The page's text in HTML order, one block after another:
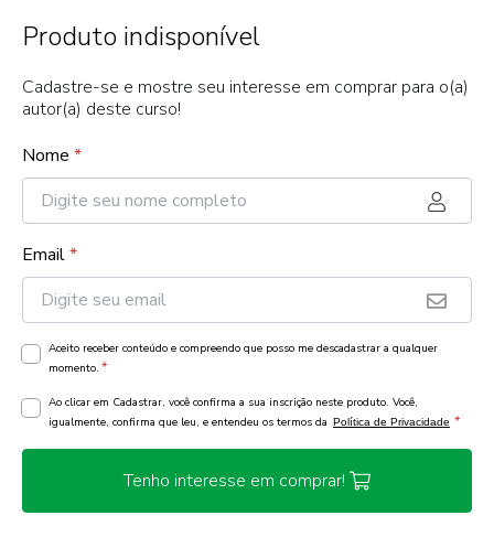
Produto indisponível
Cadastre-se e mostre seu interesse em comprar para o(a)
autor(a) deste curso!
Nome *
Email*
Aceito receber conteúdo e compreendo que posso me descadastrar a qualquer
momento. *
Ao clicar em Cadastrar, você confirma a sua inscrição neste produto. Você,
igualmente, confirma que leu, e entendeu os termos da Política de Privacidade *
Tenho interesse em comprar!